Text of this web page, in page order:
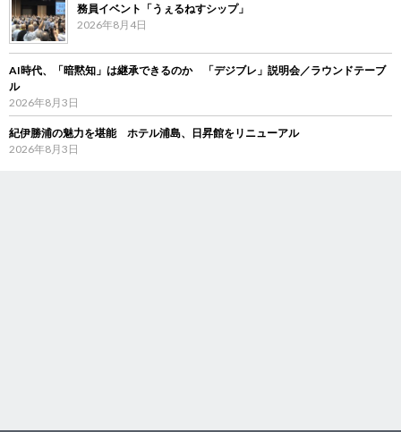
務員イベント「うぇるねすシップ」
2026年8月4日
AI時代、「暗黙知」は継承できるのか 「デジブレ」説明会／ラウンドテーブ
ル
2026年8月3日
紀伊勝浦の魅力を堪能 ホテル浦島、日昇館をリニューアル
2026年8月3日